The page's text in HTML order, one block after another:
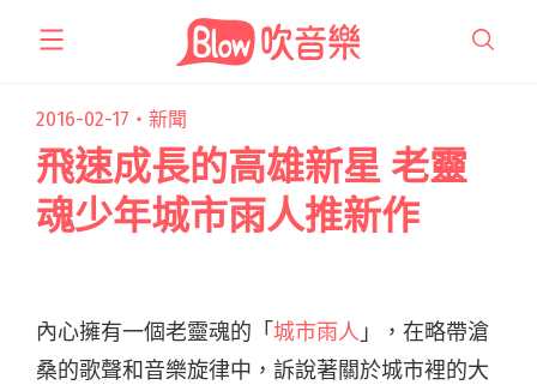
2016-02-17・ 新聞
飛速成長的高雄新星 老靈
魂少年城市雨人推新作
內心擁有一個老靈魂的「 城市雨人 」，在略帶滄
桑的歌聲和音樂旋律中，訴說著關於城市裡的大